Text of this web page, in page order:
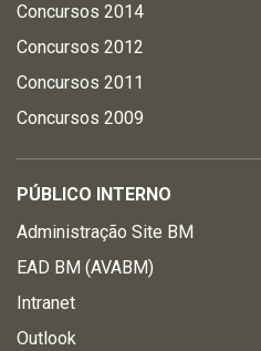
Concursos 2014
Concursos 2012
Concursos 2011
Concursos 2009
PÚBLICO INTERNO
Administração Site BM
EAD BM (AVABM)
Intranet
Outlook